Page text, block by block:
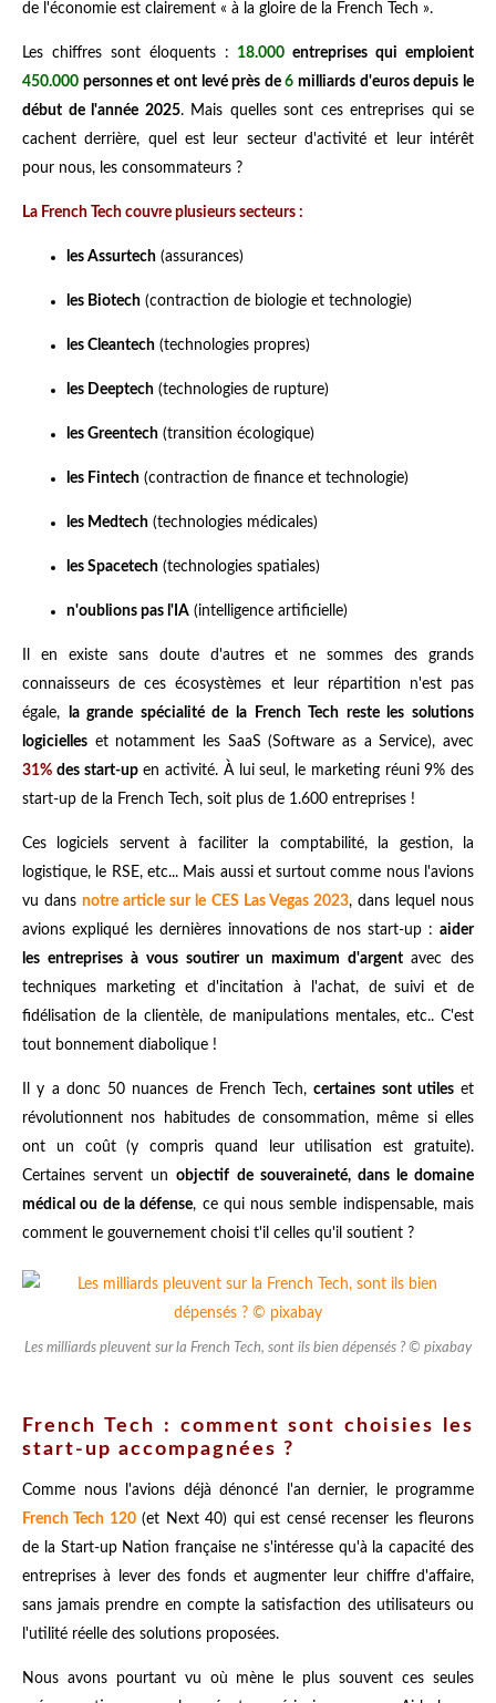
de l'économie est clairement « à la gloire de la French Tech ».
Les chiffres sont éloquents : 18.000 entreprises qui emploient
450.000 personnes et ont levé près de6 milliards d'euros depuis le
début de l'année 2025. Mais quelles sont ces entreprises qui se
cachent derrière, quel est leur secteur d'activité et leur intérêt
pour nous, les consommateurs ?
La French Tech couvre plusieurs secteurs :
les Assurtech (assurances)
les Biotech (contraction de biologie et technologie)
les Cleantech (technologies propres)
les Deeptech (technologies de rupture)
les Greentech (transition écologique)
les Fintech (contraction de finance et technologie)
les Medtech (technologies médicales)
les Spacetech (technologies spatiales)
n'oublions pas l'IA (intelligence artificielle)
Il en existe sans doute d'autres et ne sommes des grands
connaisseurs de ces écosystèmes et leur répartition n'est pas
égale,
la grande spécialité de la French Tech reste les solutions
logicielles et notamment les SaaS (Software as a Service), avec
31% des start-upen activité. À lui seul, le marketing réuni 9% des
start-up de la French Tech, soit plus de 1.600 entreprises !
Ces logiciels servent à faciliter la comptabilité, la gestion, la
logistique, le RSE, etc... Mais aussi et surtout comme nous l'avions
vu dansnotre article sur le CES Las Vegas 2023, dans lequel nous
avions expliqué les dernières innovations de nos start-up : aider
les entreprises à vous soutirer un maximum d'argentavec des
techniques marketing et d'incitation à l'achat, de suivi et de
fidélisation de la clientèle, de manipulations mentales, etc.. C'est
tout bonnement diabolique !
Il y a donc 50 nuances de French Tech,certaines sont utileset
révolutionnent nos habitudes de consommation, même si elles
ont un coût (y compris quand leur utilisation est gratuite).
Certaines servent unobjectif de souveraineté, dans le domaine
médical ou de la défense, ce qui nous semble indispensable, mais
comment le gouvernement choisi t'il celles qu'il soutient ?
Les milliards pleuvent sur la French Tech, sont ils bien dépensés ? © pixabay
French Tech : comment sont choisies les
start-up accompagnées ?
Comme nous l'avions déjà dénoncé l'an dernier, le programme
French Tech 120(et Next 40) qui est censé recenser les fleurons
de la Start-up Nation française ne s'intéresse qu'à la capacité des
entreprises à lever des fonds et augmenter leur chiffre d'affaire,
sans jamais prendre en compte la satisfaction des utilisateurs ou
l'utilité réelle des solutions proposées.
Nous avons pourtant vu où mène le plus souvent ces seules